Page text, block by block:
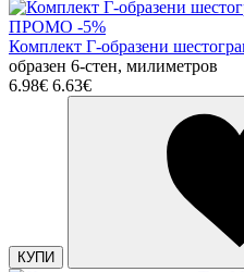
ПРОМО -5%
Комплект Г-образени
образен 6-стен, милиметров
6.98€ 6.63€
КУПИ